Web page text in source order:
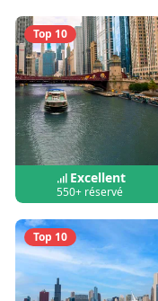
Top 10
Excellent
550+ réservé
Top 10